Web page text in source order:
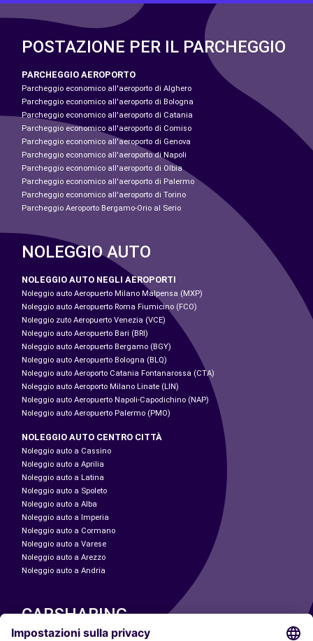
POSTAZIONE PER IL PARCHEGGIO
PARCHEGGIO AEROPORTO
Parcheggio economico all'aeroporto di Alghero
Parcheggio economico all'aeroporto di Bologna
Parcheggio economico all'aeroporto di Catania
Parcheggio economico all'aeroporto di Comiso
Parcheggio economico all'aeroporto di Genova
Parcheggio economico all'aeroporto di Napoli
Parcheggio economico all'aeroporto di Olbia
Parcheggio economico all'aeroporto di Palermo
Parcheggio economico all'aeroporto di Torino
Parcheggio Aeroporto Bergamo-Orio al Serio
NOLEGGIO AUTO
NOLEGGIO AUTO NEGLI AEROPORTI
Noleggio auto Aeropuerto Milano Malpensa (MXP)
Noleggio auto Aeropuerto Roma Fiumicino (FCO)
Noleggio zuto Aeropuerto Venezia (VCE)
Noleggio auto Aeropuerto Bari (BRI)
Noleggio auto Aeropuerto Bergamo (BGY)
Noleggio auto Aeropuerto Bologna (BLQ)
Noleggio auto Aeroporto Catania Fontanarossa (CTA)
Noleggio auto Aeroporto Milano Linate (LIN)
Noleggio auto Aeropuerto Napoli-Capodichino (NAP)
Noleggio auto Aeropuerto Palermo (PMO)
NOLEGGIO AUTO CENTRO CITTÀ
Noleggio auto a Cassino
Noleggio auto a Aprilia
Noleggio auto a Latina
Noleggio auto a Spoleto
Noleggio auto a Alba
Noleggio auto a Imperia
Noleggio auto a Cormano
Noleggio auto a Varese
Noleggio auto a Arezzo
Noleggio auto a Andria
CARSHARING